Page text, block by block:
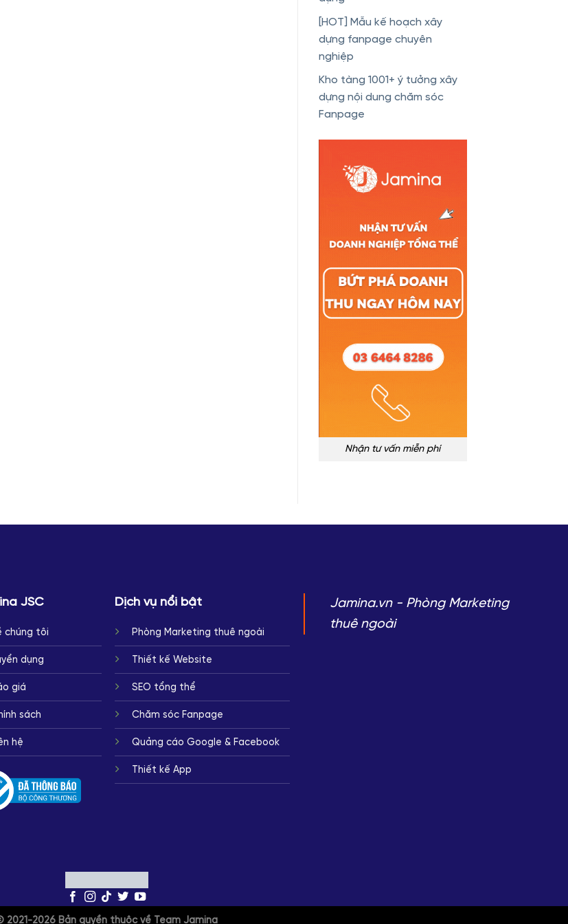
[HOT] Mẫu kế hoạch xây
dựng fanpage chuyên
nghiệp
Kho tàng 1001+ ý tưởng xây
dựng nội dung chăm sóc
Fanpage
Nhận tư vấn miễn phí
JSC
chúng tôi
dụng
giá
sách
hệ
Dịch vụ nổi bật
Phòng Marketing thuê ngoài
Thiết kế Website
SEO tổng thể
Chăm sóc Fanpage
Quảng cáo Google & Facebook
Thiết kế App
Jamina.vn - Phòng Marketing
thuê ngoài
2021-2026 Bản quyền thuộc về Team Jamina